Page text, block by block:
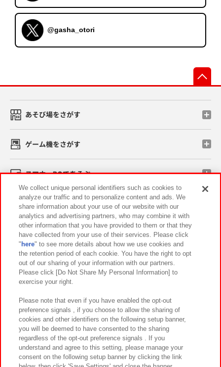
@gasha_otori
あそび場をさがす
ゲーム機をさがす
スマホ・PCであそぶ
イベント・キャンペーン
関連会社 サステナビリティ サイトポリシー
プライバシーポリシー ウェブアクセシビリティ方針と検証結果
お取引先さまとともに
カスタマーハラスメント対応方針 よくあるご質問・お問い合わせ
We collect unique personal identifiers such as cookies to
analyze our traffic and to personalize content and ads. We
share information about your use of our website with our
analytics and advertising partners, who may combine it with
other information that you have provided to them or that they
have collected from your use of their services. Please click
" here" to see more details about how we use cookies and
the retention period of each cookie. You have the right to opt
out of our sharing of your information with our partners.
Please click [Do Not Share My Personal Information] to
exercise your right.
Please note that even if you have enabled the opt-out
preference signals , if you choose to allow the sharing of
cookies and other identifiers on the following setup banner,
you will be deemed to have consented to the sharing
regardless of the opt-out preference signals . If you
understand and agree to this setting, please manage your
consent on the following setup banner by clicking the link